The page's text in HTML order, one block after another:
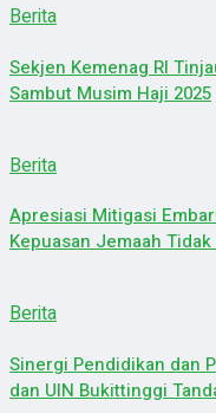
Berita
Sekjen Kemenag RI
Sambut Musim Haji 2025
Berita
Apresiasi Mitigasi
Kepuasan Jemaah
Berita
Sinergi Pendidikan dan
dan UIN Bukittinggi